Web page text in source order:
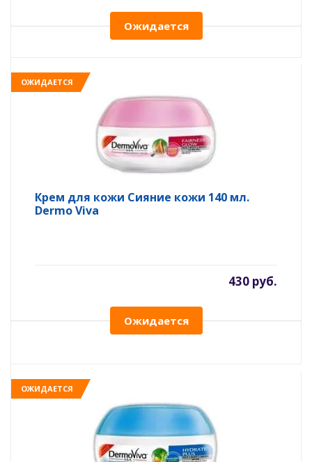
Ожидается
ОЖИДАЕТСЯ
Крем для кожи Сияние кожи 140 мл.
Dermo Viva
430 руб.
Ожидается
ОЖИДАЕТСЯ